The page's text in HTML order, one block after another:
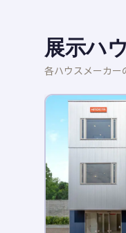
展示ハ
各ハウスメーカー
新着記事あり